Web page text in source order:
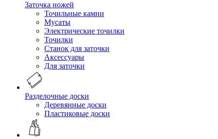
Заточка ножей
Точильные камни
Мусаты
Электрические точилки
Точилки
Станок для заточки
Аксессуары
Для заточки
Разделочные доски
Деревянные доски
Пластиковые доски